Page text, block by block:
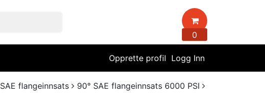
0
Logg Inn
Opprette profil
SAE flangeinnsats
90° SAE flangeinnsats 6000 PSI